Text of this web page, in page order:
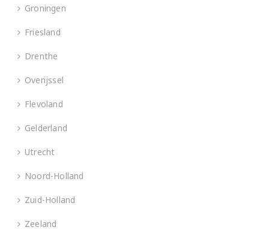
Groningen
Friesland
Drenthe
Overijssel
Flevoland
Gelderland
Utrecht
Noord-Holland
Zuid-Holland
Zeeland